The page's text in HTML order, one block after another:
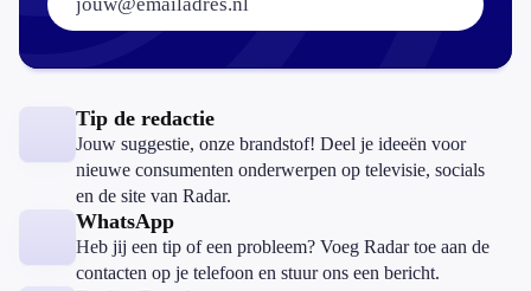
Tip de redactie
Jouw suggestie, onze brandstof! Deel je ideeën voor
nieuwe consumenten onderwerpen op televisie, socials
en de site van Radar.
WhatsApp
Heb jij een tip of een probleem? Voeg Radar toe aan de
contacten op je telefoon en stuur ons een bericht.